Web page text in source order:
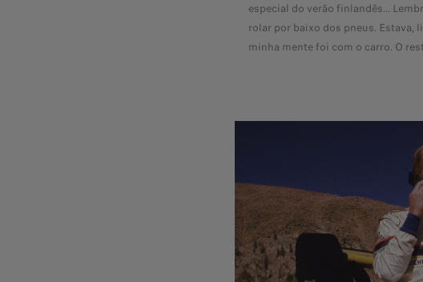
especial do verão finlandês...
rolar por baixo dos pneus. Estava,
minha mente foi com o carro. O